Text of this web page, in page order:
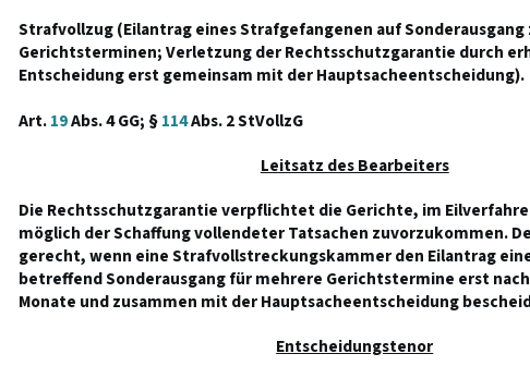
Strafvollzug (Eilantrag eines Strafgefangenen auf Sonderausgang
Gerichtsterminen; Verletzung der Rechtsschutzgarantie durch
Entscheidung erst gemeinsam mit der Hauptsacheentscheidung).
Art.19Abs. 4 GG; §114Abs. 2 StVollzG
Leitsatz des Bearbeiters
Die Rechtsschutzgarantie verpflichtet die Gerichte, im
möglich der Schaffung vollendeter Tatsachen zuvorzukommen.
gerecht, wenn eine Strafvollstreckungskammer den Eilantrag
betreffend Sonderausgang für mehrere Gerichtstermine erst
Monate und zusammen mit der Hauptsacheentscheidung
Entscheidungstenor